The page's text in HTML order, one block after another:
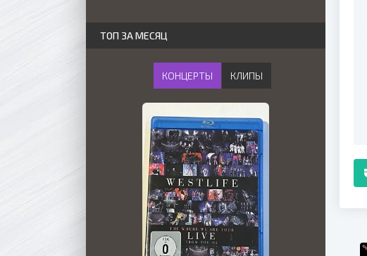
ТОП ЗА МЕСЯЦ
КОНЦЕРТЫ КЛИПЫ